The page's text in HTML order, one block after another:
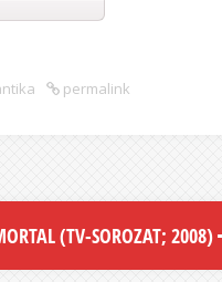
permalink
(TV-SOROZAT; 2008)